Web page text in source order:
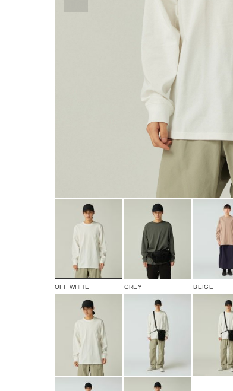
OFF WHITE GREY BEIGE